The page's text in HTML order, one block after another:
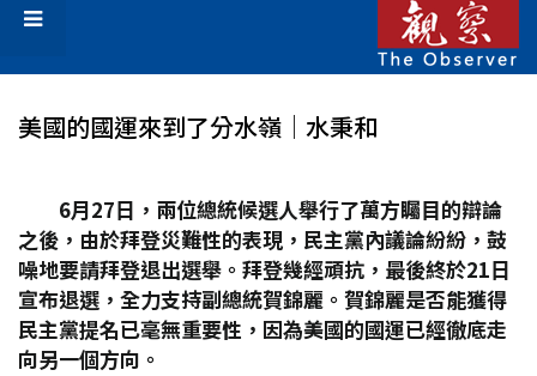
美國的國運來到了分水嶺│水秉和
6月27日，兩位總統候選人舉行了萬方矚目的辯論
之後，由於拜登災難性的表現，民主黨內議論紛紛，鼓
噪地要請拜登退出選舉。拜登幾經頑抗，最後終於21日
宣布退選，全力支持副總統賀錦麗。賀錦麗是否能獲得
民主黨提名已毫無重要性，因為美國的國運已經徹底走
向另一個方向。